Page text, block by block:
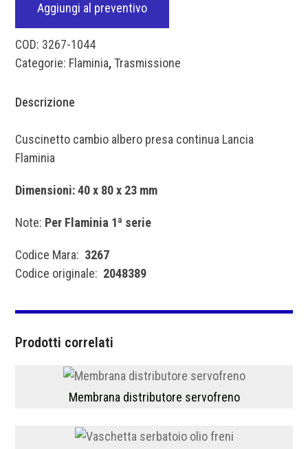
Aggiungi al preventivo
COD: 3267-1044
Categorie: Flaminia,Trasmissione
Descrizione
Cuscinetto cambio albero presa continua Lancia
Flaminia
Dimensioni: 40 x 80 x 23 mm
Note: Per Flaminia 1ª serie
Codice Mara: 3267
Codice originale: 2048389
Prodotti correlati
Membrana distributore servofreno